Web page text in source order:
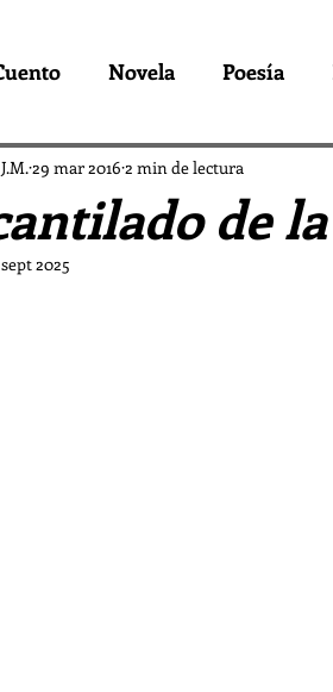
Novela Poesía
Dios a las Afueras
de
29 mar 2016 2 min de lectura
sept 2025